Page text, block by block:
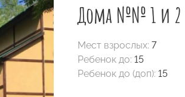
Дома №№ 1 и 2
Мест взрослых:7
Ребенок до:15
Ребенок до (доп):15